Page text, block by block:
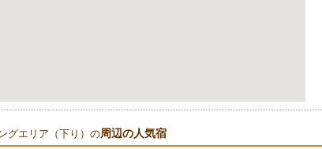
グエリア（下り）の周辺の人気宿